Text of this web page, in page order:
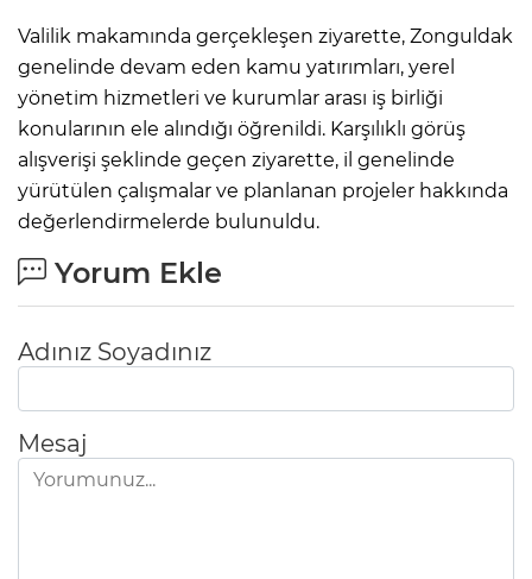
Valilik makamında gerçekleşen ziyarette, Zonguldak
genelinde devam eden kamu yatırımları, yerel
yönetim hizmetleri ve kurumlar arası iş birliği
konularının ele alındığı öğrenildi. Karşılıklı görüş
alışverişi şeklinde geçen ziyarette, il genelinde
yürütülen çalışmalar ve planlanan projeler hakkında
değerlendirmelerde bulunuldu.
Yorum Ekle
Adınız Soyadınız
Mesaj